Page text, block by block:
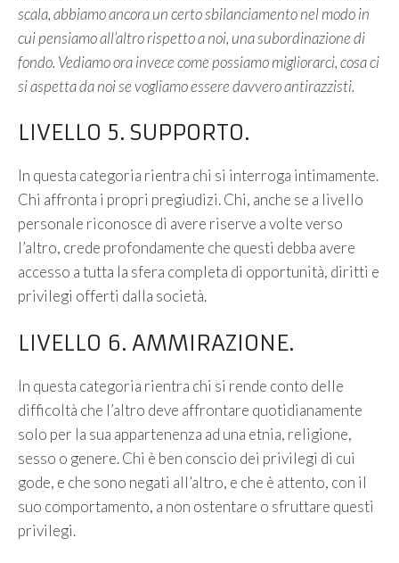
scala, abbiamo ancora un certo sbilanciamento nel modo in
cui pensiamo all’altro rispetto a noi, una subordinazione di
fondo. Vediamo ora invece come possiamo migliorarci, cosa ci
si aspetta da noi se vogliamo essere davvero antirazzisti.
LIVELLO 5. SUPPORTO.
In questa categoria rientra chi si interroga intimamente.
Chi affronta i propri pregiudizi. Chi, anche se a livello
personale riconosce di avere riserve a volte verso
l’altro, crede profondamente che questi debba avere
accesso a tutta la sfera completa di opportunità, diritti e
privilegi offerti dalla società.
LIVELLO 6. AMMIRAZIONE.
In questa categoria rientra chi si rende conto delle
difficoltà che l’altro deve affrontare quotidianamente
solo per la sua appartenenza ad una etnia, religione,
sesso o genere. Chi è ben conscio dei privilegi di cui
gode, e che sono negati all’altro, e che è attento, con il
suo comportamento, a non ostentare o sfruttare questi
privilegi.